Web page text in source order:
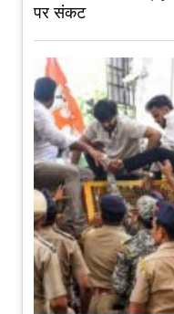
पर संकट